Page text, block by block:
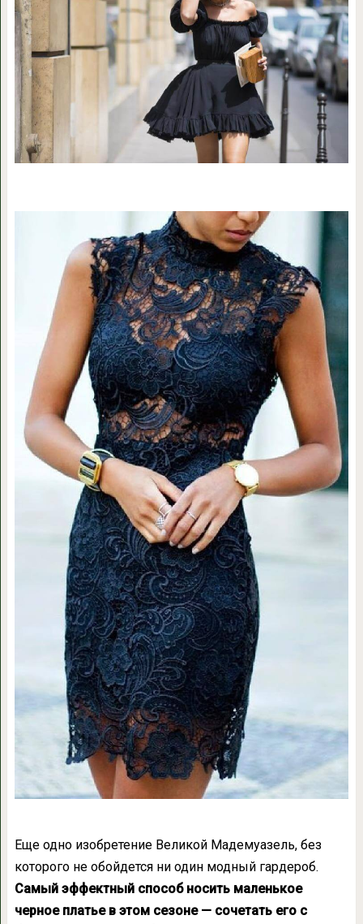
Еще одно изобретение Великой Мадемуазель, без
которого не обойдется ни один модный гардероб.
Самый эффектный способ носить маленькое
черное платье в этом сезоне — сочетать его с